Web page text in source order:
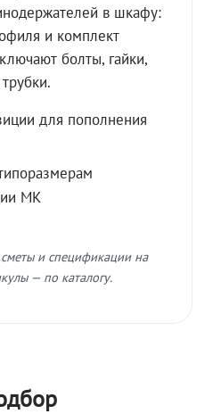
в шкафу:
и комплект
болты, гайки,
для пополнения
МК
и спецификации на
— по каталогу.